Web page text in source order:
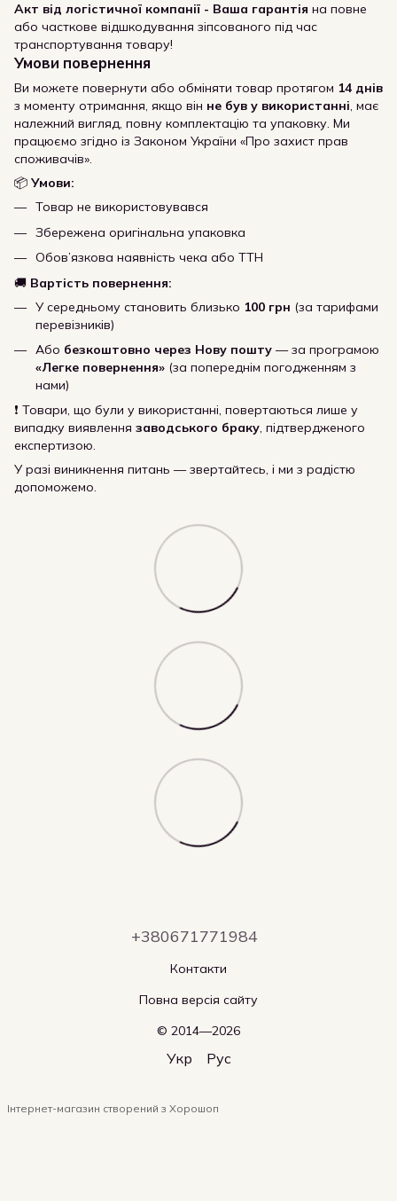
Акт від логістичної компанії - Ваша гарантія на повне
або часткове відшкодування зіпсованого під час
транспортування товару!
Умови повернення
Ви можете повернути або обміняти товар протягом 14 днів
з моменту отримання, якщо він не був у використанні, має
належний вигляд, повну комплектацію та упаковку. Ми
працюємо згідно із Законом України «Про захист прав
споживачів».
📦 Умови:
Товар не використовувався
Збережена оригінальна упаковка
Обов’язкова наявність чека або ТТН
🚚 Вартість повернення:
У середньому становить близько 100 грн (за тарифами
перевізників)
Або безкоштовно через Нову пошту — за програмою
«Легке повернення» (за попереднім погодженням з
нами)
❗ Товари, що були у використанні, повертаються лише у
випадку виявлення заводського браку, підтвердженого
експертизою.
У разі виникнення питань — звертайтесь, і ми з радістю
допоможемо.
+380671771984
Контакти
Повна версія сайту
© 2014—2026
Укр Рус
Інтернет-магазин створений з Хорошоп